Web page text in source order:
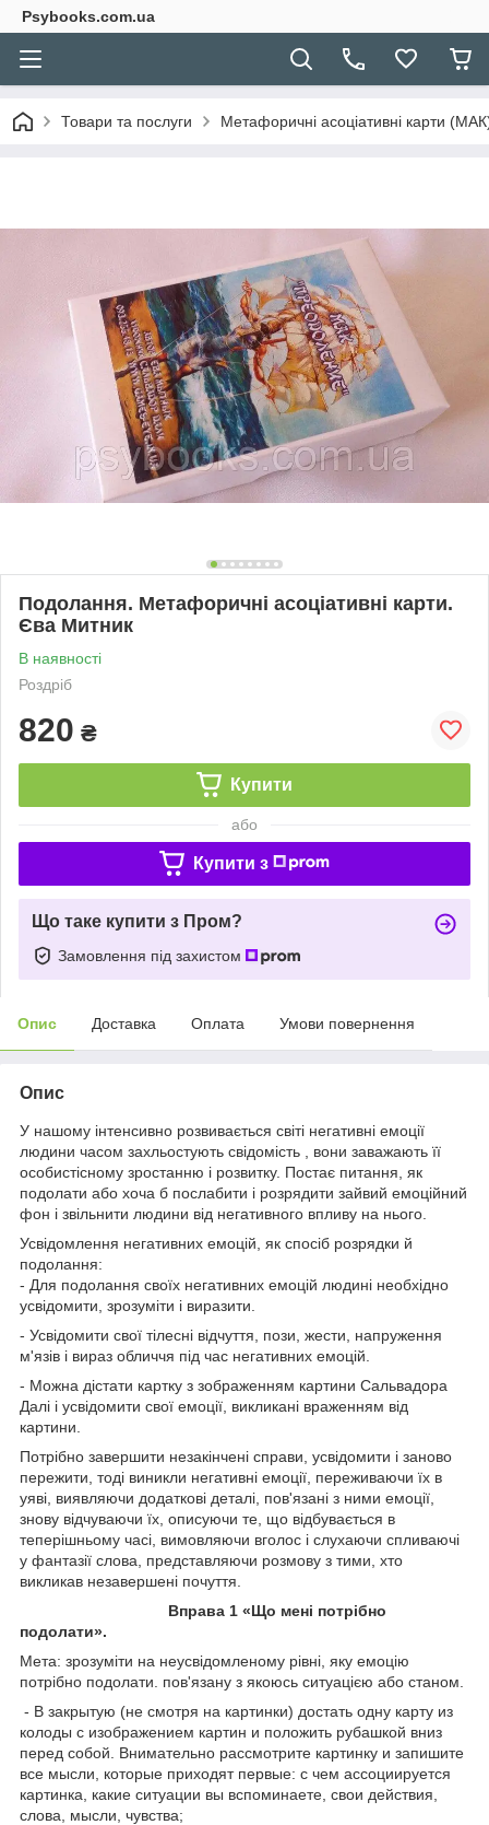
Psybooks.com.ua
Товари та послуги Метафоричні асоціативні карти (МАК)
Подолання. Метафоричні асоціативні карти.
Єва Митник
В наявності
Роздріб
820 ₴
Купити
або
Купити з
Що таке купити з Пром?
Замовлення під захистом
Опис Доставка Оплата Умови повернення
Опис
У нашому інтенсивно розвивається світі негативні емоції
людини часом захльостують свідомість , вони заважають її
особистісному зростанню і розвитку. Постає питання, як
подолати або хоча б послабити і розрядити зайвий емоційний
фон і звільнити людини від негативного впливу на нього.
Усвідомлення негативних емоцій, як спосіб розрядки й
подолання:
- Для подолання своїх негативних емоцій людині необхідно
усвідомити, зрозуміти і виразити.
- Усвідомити свої тілесні відчуття, пози, жести, напруження
м'язів і вираз обличчя під час негативних емоцій.
- Можна дістати картку з зображенням картини Сальвадора
Далі і усвідомити свої емоції, викликані враженням від
картини.
Потрібно завершити незакінчені справи, усвідомити і заново
пережити, тоді виникли негативні емоції, переживаючи їх в
уяві, виявляючи додаткові деталі, пов'язані з ними емоції,
знову відчуваючи їх, описуючи те, що відбувається в
теперішньому часі, вимовляючи вголос і слухаючи спливаючі
у фантазії слова, представляючи розмову з тими, хто
викликав незавершені почуття.
Вправа 1 «Що мені потрібно
подолати».
Мета: зрозуміти на неусвідомленому рівні, яку емоцію
потрібно подолати. пов'язану з якоюсь ситуацією або станом.
- В закрытую (не смотря на картинки) достать одну карту из
колоды с изображением картин и положить рубашкой вниз
перед собой. Внимательно рассмотрите картинку и запишите
все мысли, которые приходят первые: с чем ассоциируется
картинка, какие ситуации вы вспоминаете, свои действия,
слова, мысли, чувства;